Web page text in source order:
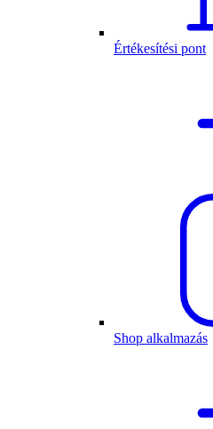
Értékesítési pont
Shop alkalmazás